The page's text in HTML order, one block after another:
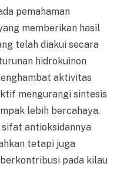
pemahaman
memberikan hasil
telah diakui secara
hidrokuinon
aktivitas
mengurangi sintesis
lebih bercahaya.
antioksidannya
tetapi juga
pada kilau